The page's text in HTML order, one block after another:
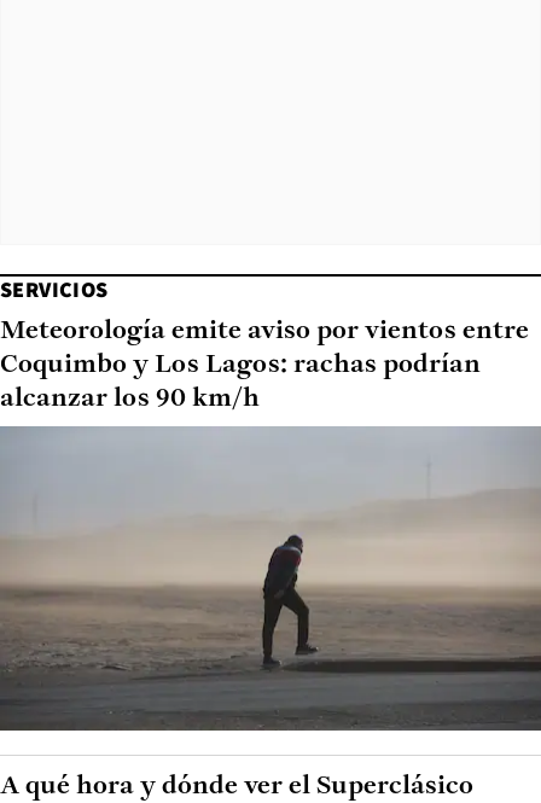
SERVICIOS
Meteorología emite aviso por vientos entre
Coquimbo y Los Lagos: rachas podrían
alcanzar los 90 km/h
A qué hora y dónde ver el Superclásico